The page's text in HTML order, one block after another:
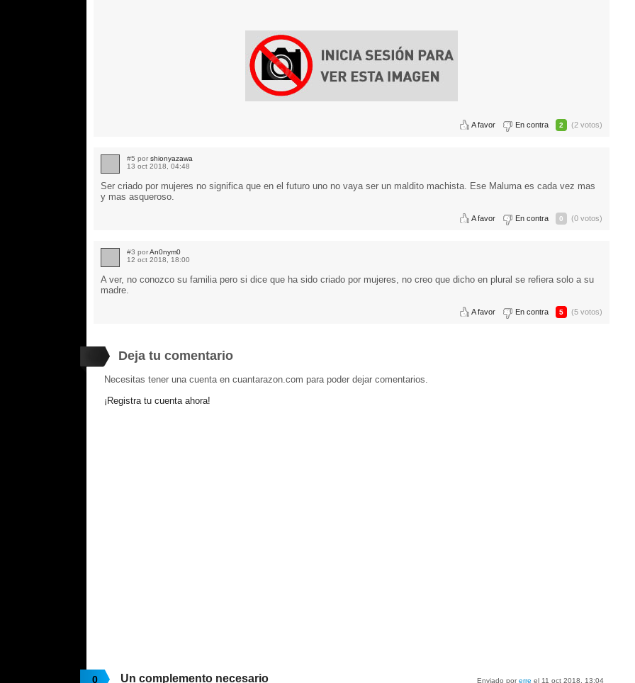
A favor En contra 2 (2 votos)
#5 por shionyazawa
13 oct 2018, 04:48
Ser criado por mujeres no significa que en el futuro uno no vaya ser un maldito machista. Ese Maluma es cada vez mas
y mas asqueroso.
A favor En contra 0 (0 votos)
#3 porAn0nym0
12 oct 2018, 18:00
A ver, no conozco su familia pero si dice que ha sido criado por mujeres, no creo que dicho en plural se refiera solo a su
madre.
A favor En contra 5 (5 votos)
Deja tu comentario
Necesitas tener una cuenta en cuantarazon.com para poder dejar comentarios.
¡Registra tu cuenta ahora!
0 Enviado porerre el 11 oct 2018, 13:04
Un complemento necesario